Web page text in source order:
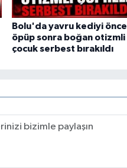
Bolu'da yavru kediyi önce
öpüp sonra boğan otizmli
çocuk serbest bırakıldı